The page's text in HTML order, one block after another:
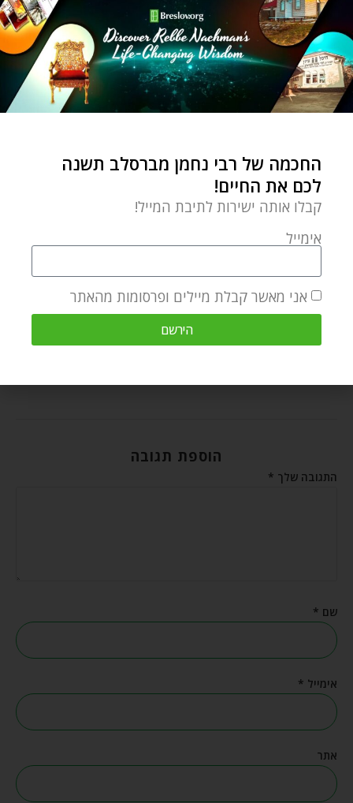
of Breslov Chassidut.
מאמר הבא
הנר שלעולם לא נכבה – פרשת השבוע תצווה
מאמר קודם
פרשת תצווה שבת זכור – ניצחון האור על החושך
מאמרים קשורים
פסח שני – תמיד יש הזדמנות נוספת
הוספת תגובה
התגובה שלך *
שם *
אימייל *
אתר
החכמה של רבי נחמן מברסלב תשנה
לכם את החיים!
קבלו אותה ישירות לתיבת המייל!
אימייל
אני מאשר קבלת מיילים ופרסומות מהאתר
הירשם